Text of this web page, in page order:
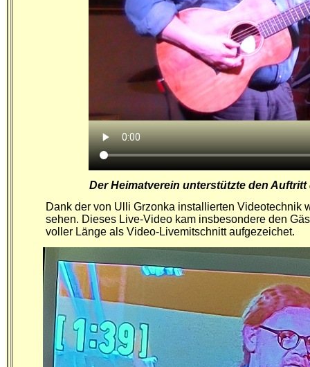
Der Heimatverein unterstützte den
Dank der von Ulli Grzonka installierten Videotechnik
sehen. Dieses Live-Video kam insbesondere den
voller Länge als Video-Livemitschnitt aufgezeichet.